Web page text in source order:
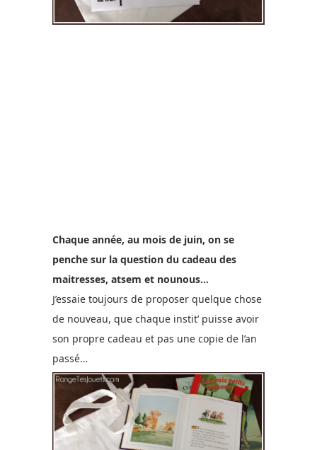
Chaque année, au mois de juin, on se
penche sur la question du cadeau des
maitresses, atsem et nounous…
J’essaie toujours de proposer quelque chose
de nouveau, que chaque instit’ puisse avoir
son propre cadeau et pas une copie de l’an
passé…